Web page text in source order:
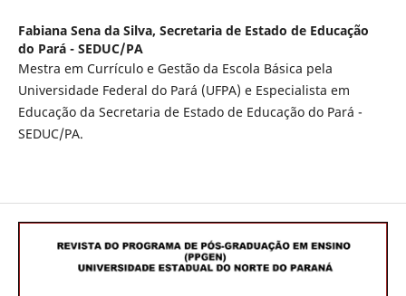
Fabiana Sena da Silva, Secretaria de Estado de Educação
do Pará - SEDUC/PA
Mestra em Currículo e Gestão da Escola Básica pela
Universidade Federal do Pará (UFPA) e Especialista em
Educação da Secretaria de Estado de Educação do Pará -
SEDUC/PA.